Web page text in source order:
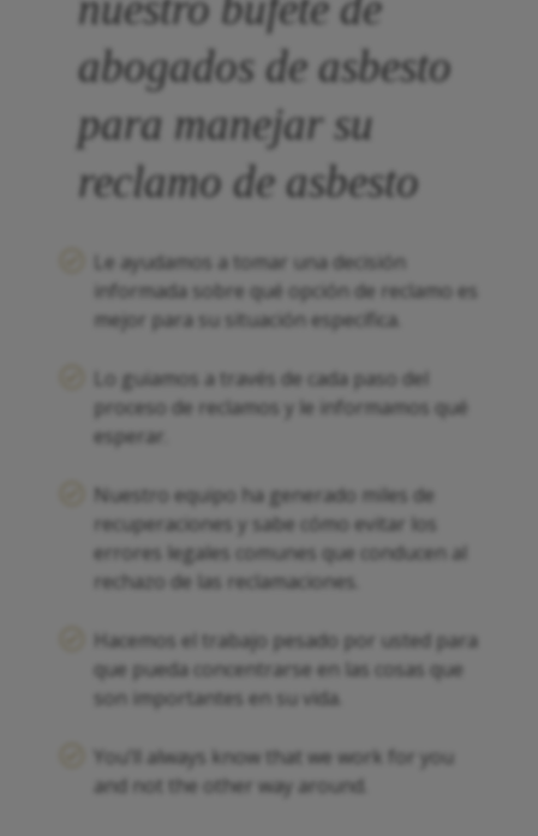
abogados de asbesto
para manejar su
reclamo de asbesto
Le ayudamos a tomar una decisión
informada sobre qué opción de reclamo es
mejor para su situación específica.
Lo guiamos a través de cada paso del
proceso de reclamos y le informamos qué
esperar.
Nuestro equipo ha generado miles de
recuperaciones y sabe cómo evitar los
errores legales comunes que conducen al
rechazo de las reclamaciones.
Hacemos el trabajo pesado por usted para
que pueda concentrarse en las cosas que
son importantes en su vida.
You’ll always know that we work for you
and not the other way around.